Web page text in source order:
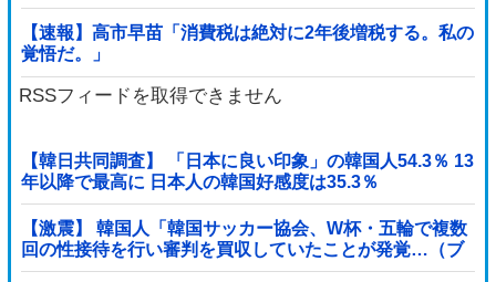
【速報】高市早苗「消費税は絶対に2年後増税する。私の
覚悟だ。」
RSSフィードを取得できません
【韓日共同調査】 「日本に良い印象」の韓国人54.3％ 13
年以降で最高に 日本人の韓国好感度は35.3％
【激震】 韓国人「韓国サッカー協会、W杯・五輪で複数
回の性接待を行い審判を買収していたことが発覚…（ブ
ルブル」＝韓国の反応